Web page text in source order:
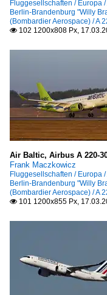
Fluggesellschaften / Europa /
Berlin-Brandenburg "Willy
(Bombardier Aerospace) / A
 102 1200x808 Px,
Air Baltic, Airbus A 220-
Frank Maczkowicz
Fluggesellschaften / Europa /
Berlin-Brandenburg "Willy
(Bombardier Aerospace) / A
 101 1200x855 Px,